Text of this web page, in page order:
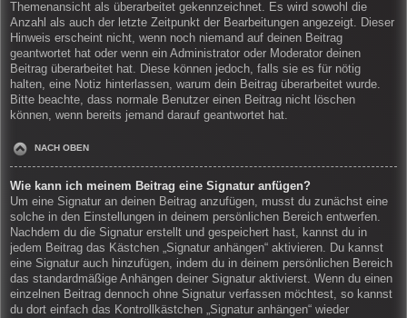
Themenansicht als überarbeitet gekennzeichnet. Es wird sowohl die
Anzahl als auch der letzte Zeitpunkt der Bearbeitungen angezeigt. Dieser
Hinweis erscheint nicht, wenn noch niemand auf deinen Beitrag
geantwortet hat oder wenn ein Administrator oder Moderator deinen
Beitrag überarbeitet hat. Diese können jedoch, falls sie es für nötig
halten, eine Notiz hinterlassen, warum dein Beitrag überarbeitet wurde.
Bitte beachte, dass normale Benutzer einen Beitrag nicht löschen
können, wenn bereits jemand darauf geantwortet hat.
NACH OBEN
Wie kann ich meinem Beitrag eine Signatur anfügen?
Um eine Signatur an deinen Beitrag anzufügen, musst du zunächst eine
solche in den Einstellungen in deinem persönlichen Bereich entwerfen.
Nachdem du die Signatur erstellt und gespeichert hast, kannst du in
jedem Beitrag das Kästchen „Signatur anhängen“ aktivieren. Du kannst
eine Signatur auch hinzufügen, indem du in deinem persönlichen Bereich
das standardmäßige Anhängen deiner Signatur aktivierst. Wenn du einen
einzelnen Beitrag dennoch ohne Signatur verfassen möchtest, so kannst
du dort einfach das Kontrollkästchen „Signatur anhängen“ wieder